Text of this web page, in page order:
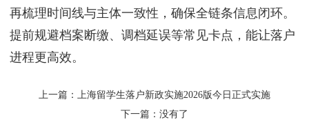
再梳理时间线与主体一致性，确保全链条信息闭环。
提前规避档案断缴、调档延误等常见卡点，能让落户
进程更高效。
上一篇：
上海留学生落户新政实施2026版今日正式实施
下一篇：没有了